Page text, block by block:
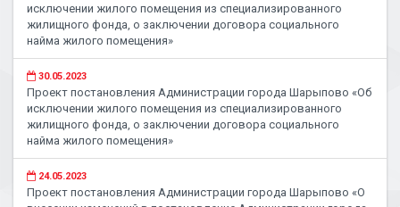
исключении жилого помещения из специализированного
жилищного фонда, о заключении договора социального
найма жилого помещения»
30.05.2023
Проект постановления Администрации города Шарыпово «Об
исключении жилого помещения из специализированного
жилищного фонда, о заключении договора социального
найма жилого помещения»
24.05.2023
Проект постановления Администрации города Шарыпово «О